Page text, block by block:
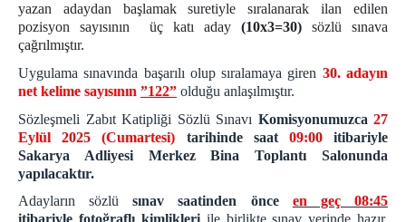
yazan adaydan başlamak suretiyle sıralanarak ilan edilen
pozisyon sayısının üç katı aday (10x3=30) sözlü sınava
çağrılmıştır.
Uygulama sınavında başarılı olup sıralamaya giren 30. adayın
net kelime sayısının ”122” olduğu anlaşılmıştır.
Sözleşmeli Zabıt Katipliği Sözlü Sınavı Komisyonumuzca 27
Eylül 2025 (Cumartesi) tarihinde saat 09:00itibariyle
Sakarya Adliyesi Merkez Bina Toplantı Salonunda
yapılacaktır.
Adayların sözlüsınav saatinden önce en geç 08:45